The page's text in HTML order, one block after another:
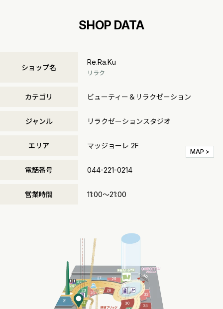
SHOP DATA
ショップ名
Re.Ra.Ku
リラク
カテゴリ ビューティー＆リラクゼーション
ジャンル リラクゼーションスタジオ
エリア マッジョーレ 2F
MAP >
電話番号 044-221-0214
営業時間 11:00～21:00